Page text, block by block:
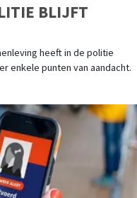
BLIJFT
heeft in de politie
enkele punten van aandacht.